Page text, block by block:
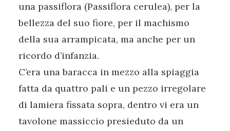
una passiflora (Passiflora cerulea), per la
bellezza del suo fiore, per il machismo
della sua arrampicata, ma anche per un
ricordo d’infanzia.
C’era una baracca in mezzo alla spiaggia
fatta da quattro pali e un pezzo irregolare
di lamiera fissata sopra, dentro vi era un
tavolone massiccio presieduto da un